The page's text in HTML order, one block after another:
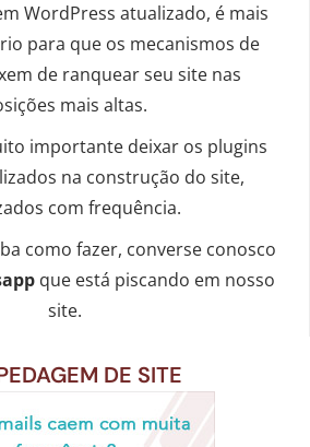
WordPress atualizado, é mais
para que os mecanismos de
de ranquear seu site nas
mais altas.
importante deixar os plugins
na construção do site,
com frequência.
como fazer, converse conosco
que está piscando em nosso
site.
DE SITE